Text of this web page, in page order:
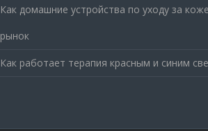
Как домашние устройства по уходу за
рынок
Как работает терапия красным и синим